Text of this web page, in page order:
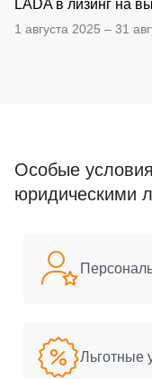
LADA в лизинг на
1 августа 2025 – 31
Особые
юридическими
Льготные